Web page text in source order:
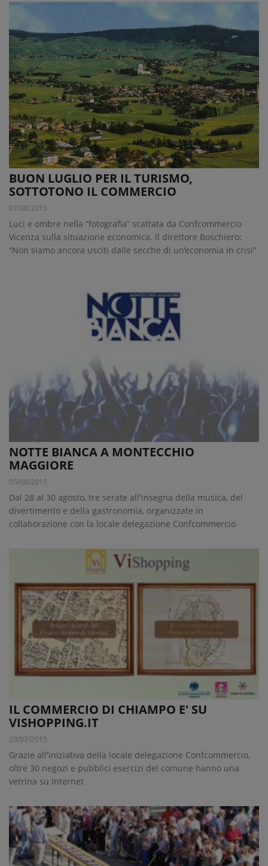
BUON LUGLIO PER IL TURISMO,
SOTTOTONO IL COMMERCIO
07/08/2015
Luci e ombre nella “fotografia” scattata da Confcommercio
Vicenza sulla situazione economica. Il direttore Boschiero:
“Non siamo ancora usciti dalle secche di un’economia in crisi"
NOTTE BIANCA A MONTECCHIO
MAGGIORE
05/08/2015
Dal 28 al 30 agosto, tre serate all'insegna della musica, del
divertimento e della gastronomia, organizzate in
collaborazione con la locale delegazione Confcommercio
IL COMMERCIO DI CHIAMPO E' SU
VISHOPPING.IT
23/07/2015
Grazie all'iniziativa della locale delegazione Confcommercio,
oltre 30 negozi e pubblici esercizi del comune hanno una
vetrina su Internet